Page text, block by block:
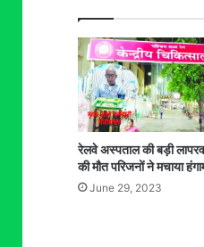
रेलवे अस्पताल की बड़ी
की मौत परिजनों ने मचाया
June 29, 2023